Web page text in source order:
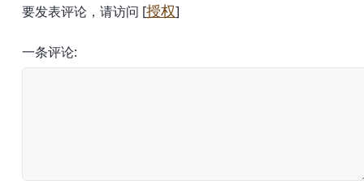
要发表评论，请访问 [授权]
一条评论: